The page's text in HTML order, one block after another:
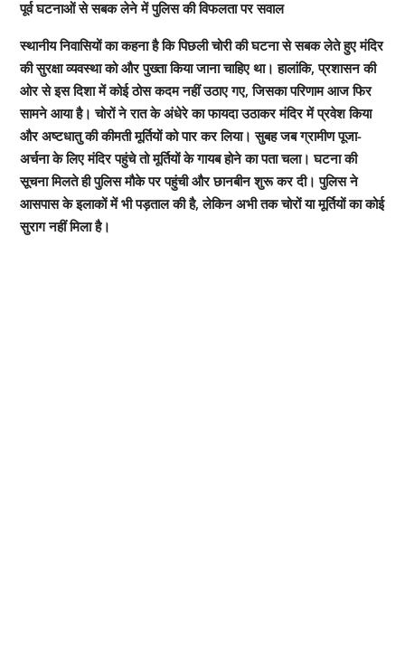
पूर्व घटनाओं से सबक लेने में पुलिस की विफलता पर सवाल
स्थानीय निवासियों का कहना है कि पिछली चोरी की घटना से सबक लेते हुए मंदिर
की सुरक्षा व्यवस्था को और पुख्ता किया जाना चाहिए था। हालांकि, प्रशासन की
ओर से इस दिशा में कोई ठोस कदम नहीं उठाए गए, जिसका परिणाम आज फिर
सामने आया है। चोरों ने रात के अंधेरे का फायदा उठाकर मंदिर में प्रवेश किया
और अष्टधातु की कीमती मूर्तियों को पार कर लिया। सुबह जब ग्रामीण पूजा-
अर्चना के लिए मंदिर पहुंचे तो मूर्तियों के गायब होने का पता चला। घटना की
सूचना मिलते ही पुलिस मौके पर पहुंची और छानबीन शुरू कर दी। पुलिस ने
आसपास के इलाकों में भी पड़ताल की है, लेकिन अभी तक चोरों या मूर्तियों का कोई
सुराग नहीं मिला है।